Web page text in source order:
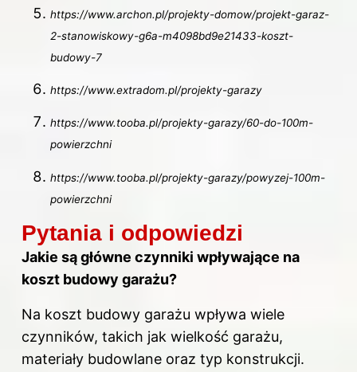
https://www.archon.pl/projekty-domow/projekt-garaz-
2-stanowiskowy-g6a-m4098bd9e21433-koszt-
budowy-7
https://www.extradom.pl/projekty-garazy
https://www.tooba.pl/projekty-garazy/60-do-100m-
powierzchni
https://www.tooba.pl/projekty-garazy/powyzej-100m-
powierzchni
Pytania i odpowiedzi
Jakie są główne czynniki wpływające na
koszt budowy garażu?
Na koszt budowy garażu wpływa wiele
czynników, takich jak wielkość garażu,
materiały budowlane oraz typ konstrukcji.